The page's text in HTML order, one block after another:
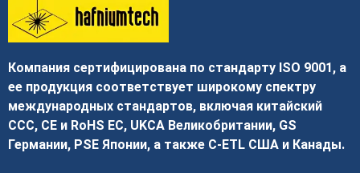
Компания сертифицирована по стандарту ISO 9001, а
ее продукция соответствует широкому спектру
международных стандартов, включая китайский
CCC, CE и RoHS ЕС, UKCA Великобритании, GS
Германии, PSE Японии, а также C-ETL США и Канады.